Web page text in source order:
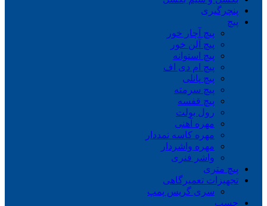
پنچرگیری
پیچ
پیچ آچار خور
پیچ آلن خور
پیچ استوانه
پیچ ام دی اف
پیچ پانلی
پیچ سرمته
پیچ قفسه
رول بولت
مهره آهنی
مهره کاسه نمددار
مهره واشردار
واشر فنری
پیچ متری
تجهیزات تعمیرگاهی
سری گریس پمپ
چسب